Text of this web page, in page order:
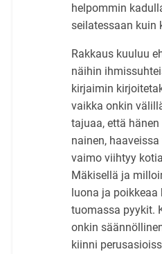
helpommin
seilatessaan kuin
Rakkaus kuuluu
näihin
kirjaimin
vaikka onkin
tajuaa, että
nainen,
vaimo viihtyy
Mäkisellä ja
luona ja poikkeaa
tuomassa pyykit.
onkin
kiinni